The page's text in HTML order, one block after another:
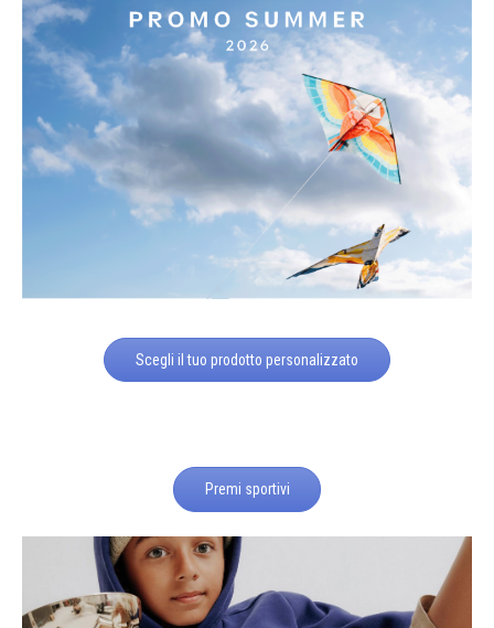
Scegli il tuo prodotto personalizzato
Premi sportivi